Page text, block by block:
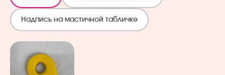
Надпись на мастичной табличке